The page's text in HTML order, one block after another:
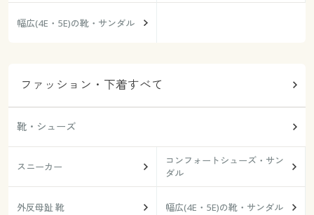
幅広(4E・5E)の靴・サンダル
ファッション・下着すべて
靴・シューズ
スニーカー
コンフォートシューズ・サン
ダル
外反母趾 靴 幅広(4E・5E)の靴・サンダル